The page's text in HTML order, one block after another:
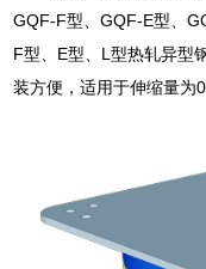
GQF-F型、GQF-E型、
F型、E型、L型热轧异型
装方便，适用于伸缩量为